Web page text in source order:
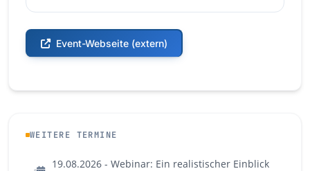
Event-Webseite (extern)
WEITERE TERMINE
19.08.2026 - Webinar: Ein realistischer Einblick